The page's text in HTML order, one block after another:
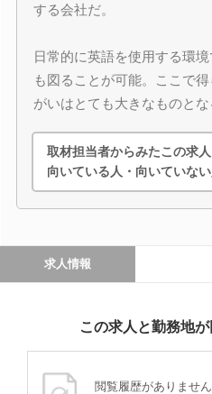
する会社だ。
日常的に英語を使用する環
も図ることが可能。ここで
がいはとても大きなものとな
取材担当者からみたこの求
向いている人・向いていな
求人情報
この求人と勤務地
閲覧履歴がありませ